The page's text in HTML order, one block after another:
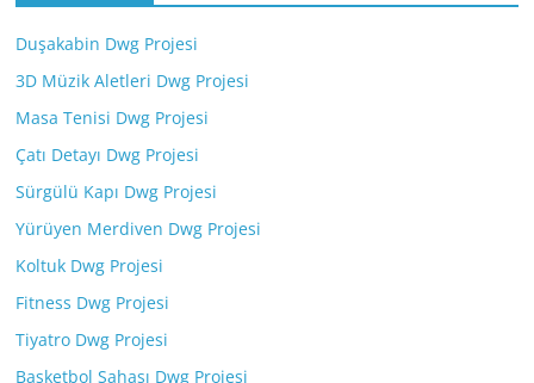
Duşakabin Dwg Projesi
3D Müzik Aletleri Dwg Projesi
Masa Tenisi Dwg Projesi
Çatı Detayı Dwg Projesi
Sürgülü Kapı Dwg Projesi
Yürüyen Merdiven Dwg Projesi
Koltuk Dwg Projesi
Fitness Dwg Projesi
Tiyatro Dwg Projesi
Basketbol Sahası Dwg Projesi